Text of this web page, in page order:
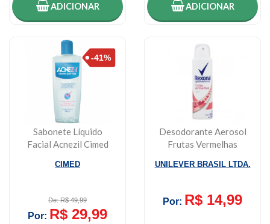
ADICIONAR ADICIONAR
Sabonete Líquido
Facial Acnezil Cimed
CIMED
De: R$ 49,99
Por: R$ 29,99
Desodorante Aerosol
Frutas Vermelhas
UNILEVER BRASIL LTDA.
Por: R$ 14,99